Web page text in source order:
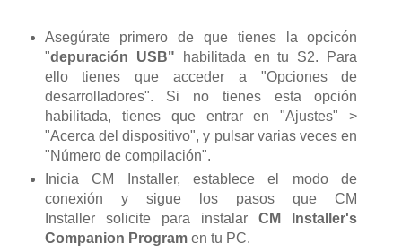
Asegúrate primero de que tienes la opcicón
"depuración USB" habilitada en tu S2. Para
ello tienes que acceder a "Opciones de
desarrolladores". Si no tienes esta opción
habilitada, tienes que entrar en "Ajustes" >
"Acerca del dispositivo", y pulsar varias veces en
"Número de compilación".
Inicia CM Installer, establece el modo de
conexión y sigue los pasos que CM
Installer solicite para instalarCM Installer's
Companion Programen tu PC.